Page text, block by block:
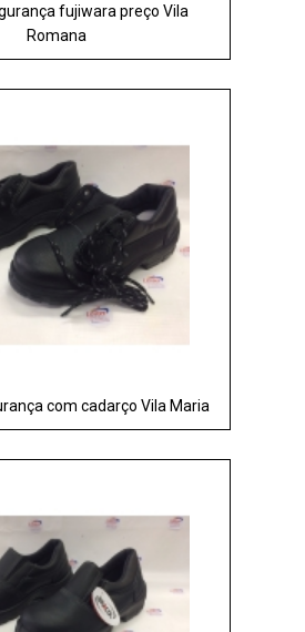
fujiwara preço Vila
Romana
com cadarço Vila Maria